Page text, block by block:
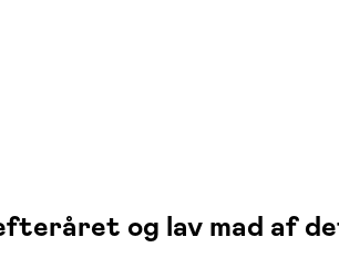
og lav mad af